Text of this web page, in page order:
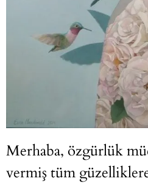
Merhaba, özgürlük
vermiş tüm